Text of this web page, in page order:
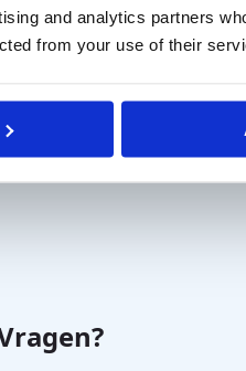
and analytics partners
from your use of their